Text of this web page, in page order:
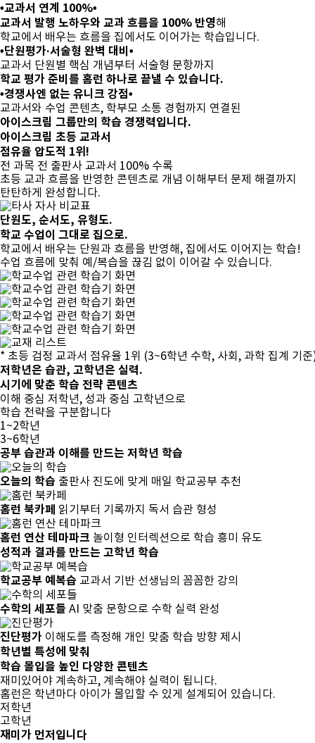
•교과서 연계 100%•
교과서 발행 노하우와 교과 흐름을 100% 반영해
학교에서 배우는 흐름을 집에서도 이어가는 학습입니다.
•단원평가·서술형 완벽 대비•
교과서 단원별 핵심 개념부터 서술형 문항까지
학교 평가 준비를 홈런 하나로 끝낼 수 있습니다.
•경쟁사엔 없는 유니크 강점•
교과서와 수업 콘텐츠, 학부모 소통 경험까지 연결된
아이스크림 그룹만의 학습 경쟁력입니다.
아이스크림 초등 교과서
점유율 압도적 1위!
전 과목 전 출판사 교과서 100% 수록
초등 교과 흐름을 반영한 콘텐츠로 개념 이해부터 문제 해결까지
탄탄하게 완성합니다.
단원도, 순서도, 유형도.
학교 수업이 그대로 집으로.
학교에서 배우는 단원과 흐름을 반영해, 집에서도 이어지는 학습!
수업 흐름에 맞춰 예/복습을 끊김 없이 이어갈 수 있습니다.
* 초등 검정 교과서 점유율 1위 (3~6학년 수학, 사회, 과학 집계 기
저학년은 습관, 고학년은 실력.
시기에 맞춘 학습 전략 콘텐츠
이해 중심 저학년, 성과 중심 고학년으로
학습 전략을 구분합니다
1~2학년
3~6학년
공부 습관과 이해를 만드는 저학년 학습
오늘의 학습 출판사 진도에 맞게 매일 학교공부 추천
홈런 북카페 읽기부터 기록까지 독서 습관 형성
홈런 연산 테마파크 놀이형 인터렉션으로 학습 흥미 유도
성적과 결과를 만드는 고학년 학습
학교공부 예복습 교과서 기반 선생님의 꼼꼼한 강의
수학의 세포들 AI 맞춤 문항으로 수학 실력 완성
진단평가 이해도를 측정해 개인 맞춤 학습 방향 제시
학년별 특성에 맞춰
학습 몰입 을 높인 다양한 콘텐츠
재미있어야 계속하고, 계속해야 실력이 됩니다.
홈런은 학년마다 아이가 몰입할 수 있게 설계되어 있습니다.
저학년
고학년
재미가 먼저입니다